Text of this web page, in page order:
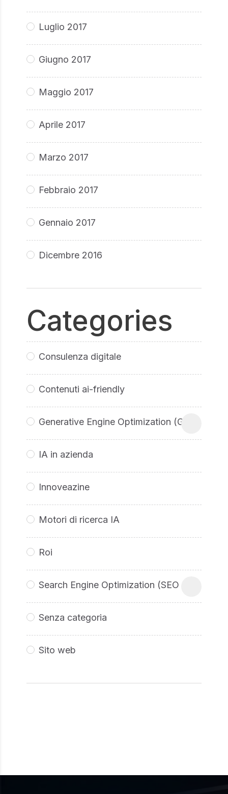
Luglio 2017
Giugno 2017
Maggio 2017
Aprile 2017
Marzo 2017
Febbraio 2017
Gennaio 2017
Dicembre 2016
Categories
Consulenza digitale
Contenuti ai-friendly
Generative Engine Optimization (GEO
IA in azienda
Innoveazine
Motori di ricerca IA
Roi
Search Engine Optimization (SEO
Senza categoria
Sito web